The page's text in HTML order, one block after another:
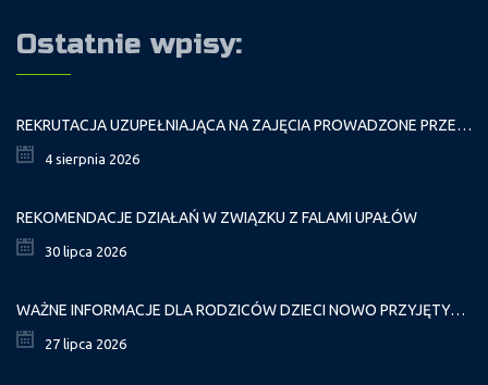
Ostatnie wpisy:
REKRUTACJA UZUPEŁNIAJĄCA NA ZAJĘCIA PROWADZONE PRZEZ PAŁAC MŁODZIEŻY W ROKU SZKOLNYM 2026/2027
4 sierpnia 2026
REKOMENDACJE DZIAŁAŃ W ZWIĄZKU Z FALAMI UPAŁÓW
30 lipca 2026
WAŻNE INFORMACJE DLA RODZICÓW DZIECI NOWO PRZYJĘTYCH GR. I
27 lipca 2026